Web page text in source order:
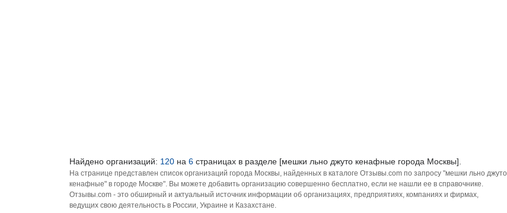
Найдено организаций: 120 на 6 страницах в разделе [мешки льно джуто кенафные города Москвы].
На странице представлен список организаций города Москвы, найденных в каталоге Отзывы.com по запросу "мешки льно джуто
кенафные" в городе Москве". Вы можете добавить организацию совершенно бесплатно, если не нашли ее в справочнике.
Отзывы.com - это обширный и актуальный источник информации об организациях, предприятиях, компаниях и фирмах,
ведущих свою деятельность в России, Украине и Казахстане.